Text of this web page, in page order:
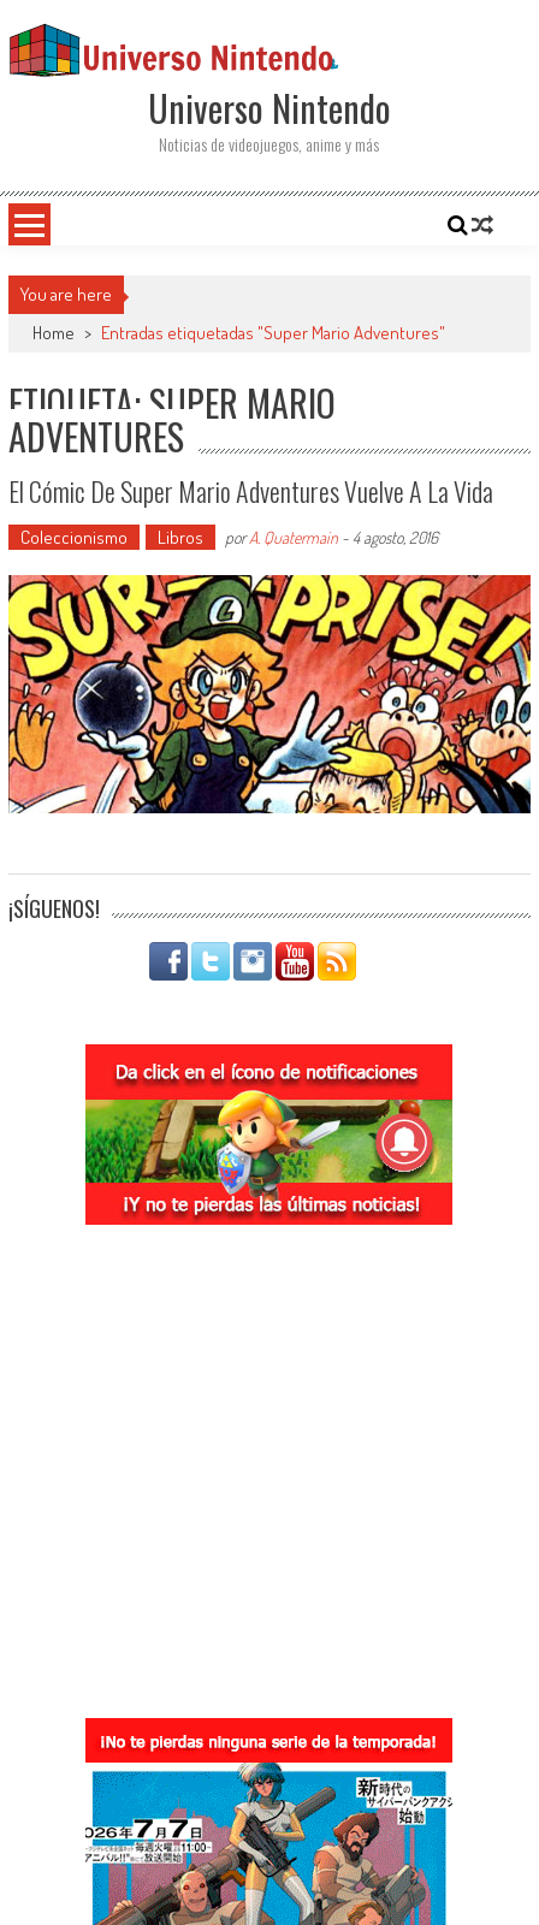
Universo Nintendo
Noticias de videojuegos, anime y más
You are here
Home > Entradas etiquetadas "Super Mario Adventures"
ETIQUETA: SUPER MARIO
ADVENTURES
El Cómic De Super Mario Adventures Vuelve A La Vida
Coleccionismo Libros porA. Quatermain- 4 agosto, 2016
¡SÍGUENOS!